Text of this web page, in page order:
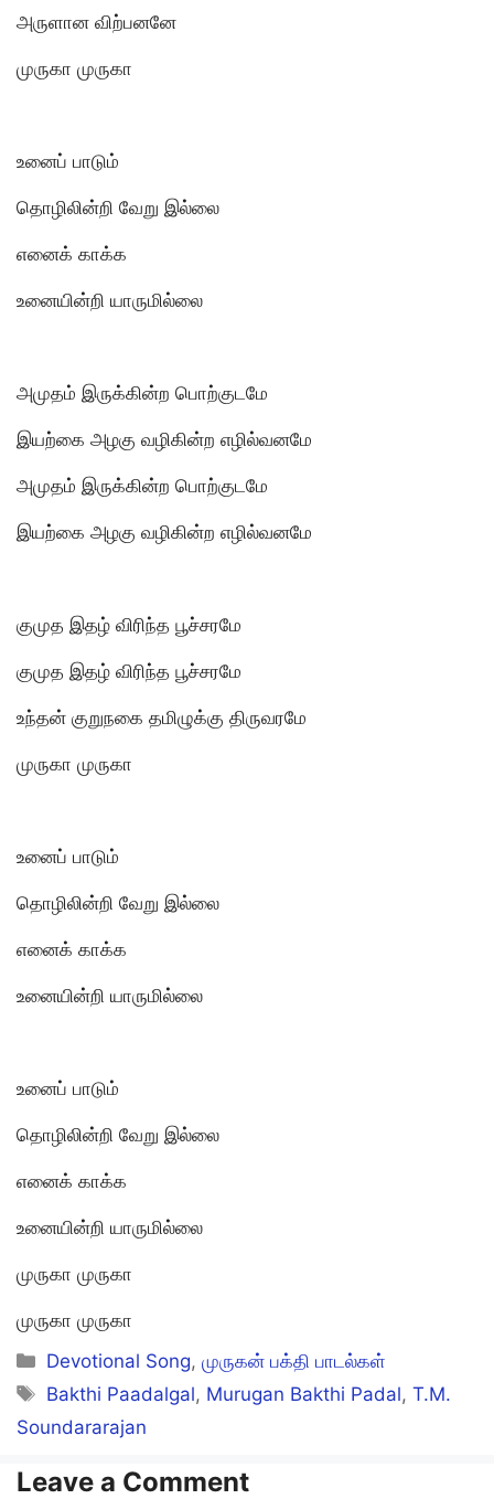
அருளான விற்பனனே
முருகா முருகா
உனைப் பாடும்
தொழிலின்றி வேறு இல்லை
எனைக் காக்க
உனையின்றி யாருமில்லை
அமுதம் இருக்கின்ற பொற்குடமே
இயற்கை அழகு வழிகின்ற எழில்வனமே
அமுதம் இருக்கின்ற பொற்குடமே
இயற்கை அழகு வழிகின்ற எழில்வனமே
குமுத இதழ் விரிந்த பூச்சரமே
குமுத இதழ் விரிந்த பூச்சரமே
உந்தன் குறுநகை தமிழுக்கு திருவரமே
முருகா முருகா
உனைப் பாடும்
தொழிலின்றி வேறு இல்லை
எனைக் காக்க
உனையின்றி யாருமில்லை
உனைப் பாடும்
தொழிலின்றி வேறு இல்லை
எனைக் காக்க
உனையின்றி யாருமில்லை
முருகா முருகா
முருகா முருகா
Categories
Devotional Song,முருகன் பக்தி பாடல்கள்
Tags
Bakthi Paadalgal, Murugan Bakthi Padal,T.M.
Soundararajan
Leave a Comment